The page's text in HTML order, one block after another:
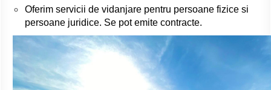
Oferim servicii de vidanjare pentru persoane fizice si
persoane juridice. Se pot emite contracte.